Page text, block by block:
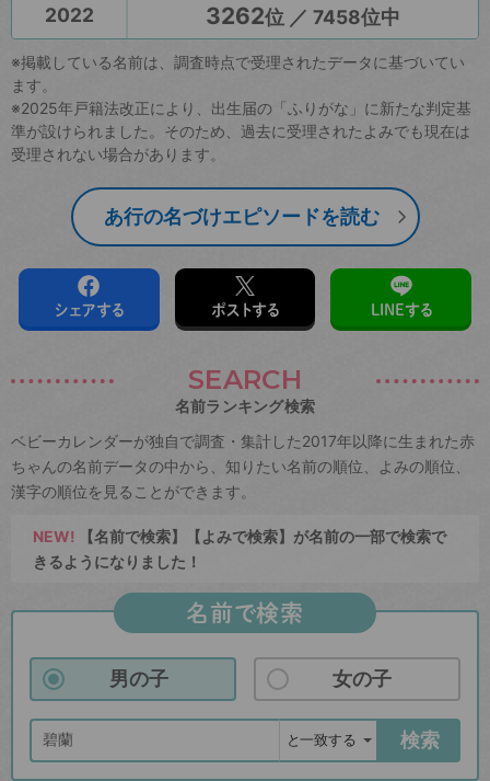
2022 3262位 ／ 7458位中
※掲載している名前は、調査時点で受理されたデータに基づいてい
ます。
※2025年戸籍法改正により、出生届の「ふりがな」に新たな判定基
準が設けられました。そのため、過去に受理されたよみでも現在は
受理されない場合があります。
あ行の名づけエピソードを読む
シェアする ポストする LINEする
SEARCH
名前ランキング検索
ベビーカレンダーが独自で調査・集計した2017年以降に生まれた赤
ちゃんの名前データの中から、知りたい名前の順位、よみの順位、
漢字の順位を見ることができます。
NEW! 【名前で検索】【よみで検索】が名前の一部で検索で
きるようになりました！
名前で検索
男の子 女の子
検索